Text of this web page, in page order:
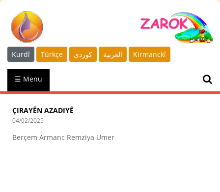
Kurdî Türkçe كوردى العربية Kirmanckî
☰ Menu
ÇIRAYÊN AZADIYÊ
04/02/2025
Berçem Armanc Remziya Umer